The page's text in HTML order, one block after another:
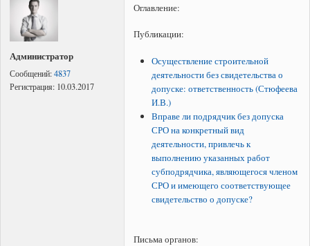
Администратор
Сообщений:4837
Регистрация: 10.03.2017
Оглавление:
Публикации:
Осуществление строительной
деятельности без свидетельства о
допуске: ответственность (Стюфеева
И.В.)
Вправе ли подрядчик без допуска
СРО на конкретный вид
деятельности, привлечь к
выполнению указанных работ
субподрядчика, являющегося членом
СРО и имеющего соответствующее
свидетельство о допуске?
Письма органов: